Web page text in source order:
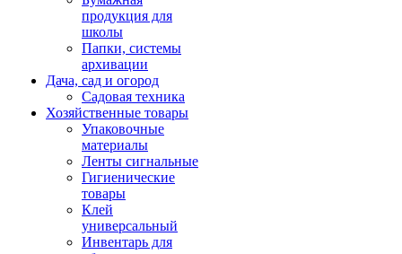
продукция для
школы
Папки, системы
архивации
Дача, сад и огород
Садовая техника
Хозяйственные товары
Упаковочные
материалы
Ленты сигнальные
Гигиенические
товары
Клей
универсальный
Инвентарь для